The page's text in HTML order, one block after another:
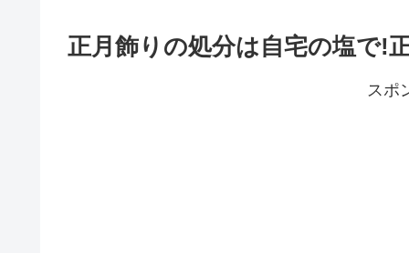
正月飾りの処分は自宅の塩で!
スポ